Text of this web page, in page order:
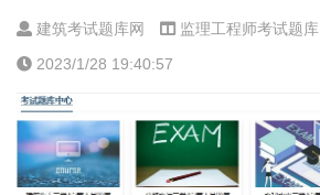
建筑考试题库网
监理工程师考试题库
2023/1/28 19:40:57